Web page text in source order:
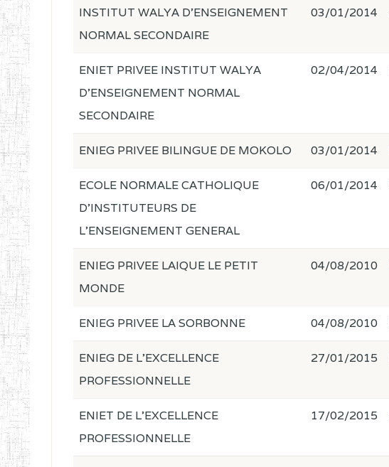
INSTITUT WALYA D'ENSEIGNEMENT
NORMAL SECONDAIRE
03/01/2014
ENIET PRIVEE INSTITUT WALYA
D'ENSEIGNEMENT NORMAL
SECONDAIRE
02/04/2014
ENIEG PRIVEE BILINGUE DE MOKOLO 03/01/2014
ECOLE NORMALE CATHOLIQUE
D'INSTITUTEURS DE
L'ENSEIGNEMENT GENERAL
06/01/2014
ENIEG PRIVEE LAIQUE LE PETIT
MONDE
04/08/2010
ENIEG PRIVEE LA SORBONNE 04/08/2010
ENIEG DE L'EXCELLENCE
PROFESSIONNELLE
27/01/2015
ENIET DE L'EXCELLENCE
PROFESSIONNELLE
17/02/2015